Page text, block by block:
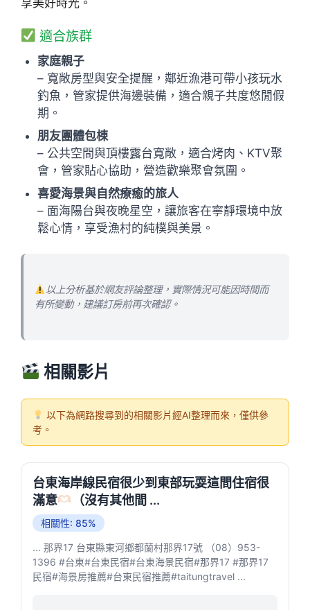
適合族群
家庭親子
– 寬敞房型與安全提醒，鄰近漁港可帶小孩玩水
釣魚，管家提供海邊裝備，適合親子共度悠閒假
期。
朋友團體包棟
– 公共空間與頂樓露台寬敞，適合烤肉、KTV聚
會，管家貼心協助，營造歡樂聚會氛圍。
喜愛海景與自然療癒的旅人
– 面海陽台與夜晚星空，讓旅客在寧靜環境中放
鬆心情，享受漁村的純樸與美景。
以上分析基於網友評論整理，實際情況可能因時間而
有所變動，建議訂房前再次確認。
相關影片
以下為網路搜尋到的相關影片經AI整理而來，僅供參
考。
台東海岸線民宿很少到東部玩耍這間住宿很
滿意
（沒有其他間 ...
相關性: 85%
... 那界17 台東縣東河鄉都蘭村那界17號 （08）953-
1396 #台東#台東民宿#台東海景民宿#那界17 #那界17
民宿#海景房推薦#台東民宿推薦#taitungtravel ...